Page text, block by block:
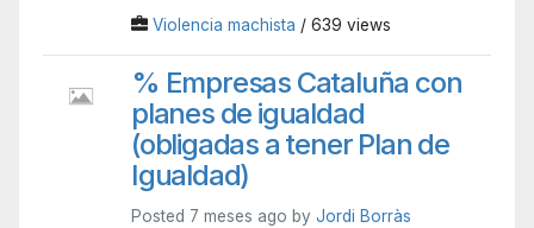
Violencia machista / 639 views
% Empresas Cataluña con
planes de igualdad
(obligadas a tener Plan de
Igualdad)
Posted 7 meses ago by Jordi Borràs